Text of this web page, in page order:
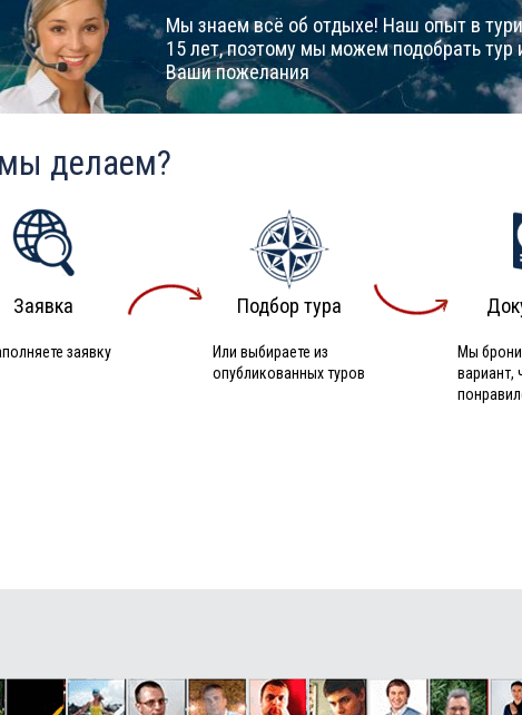
Мы знаем всё об отдыхе! Наш опыт в
15 лет, поэтому мы можем подобрать тур
Ваши пожелания
делаем?
Заявка
заявку
Подбор тура
Или выбираете из
опубликованных туров
Мы
вариант,